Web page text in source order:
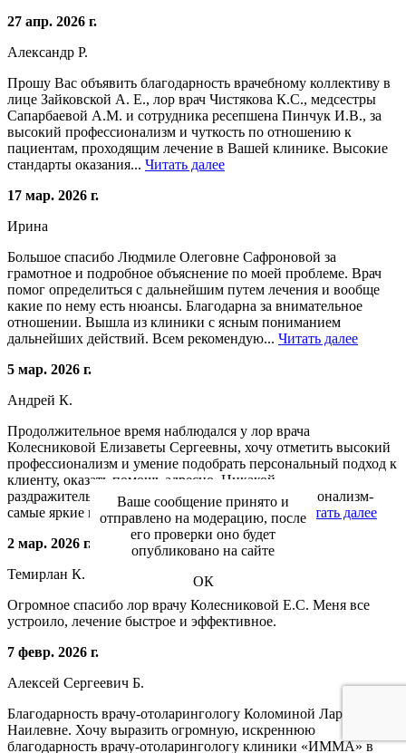
27 апр. 2026 г.
Александр Р.
Прошу Вас объявить благодарность врачебному коллективу в
лице Зайковской А. Е., лор врач Чистякова К.С., медсестры
Сапарбаевой А.М. и сотрудника ресепшена Пинчук И.В., за
высокий профессионализм и чуткость по отношению к
пациентам, проходящим лечение в Вашей клинике. Высокие
стандарты оказания... Читать далее
17 мар. 2026 г.
Ирина
Большое спасибо Людмиле Олеговне Сафроновой за
грамотное и подробное объяснение по моей проблеме. Врач
помог определиться с дальнейшим путем лечения и вообще
какие по нему есть нюансы. Благодарна за внимательное
отношении. Вышла из клиники с ясным пониманием
дальнейших действий. Всем рекомендую... Читать далее
5 мар. 2026 г.
Андрей К.
Продолжительное время наблюдался у лор врача
Колесниковой Елизаветы Сергеевны, хочу отметить высокий
профессионализм и умение подобрать персональный подход к
клиенту, оказать помощь адресно. Никакой
раздражительности, широкий кругозор, профессионализм-
самые яркие качества вышеуказанных врачей.Читать далее
2 мар. 2026 г.
Темирлан К.
Огромное спасибо лор врачу Колесниковой Е.С. Меня все
устроило, лечение быстрое и эффективное.
7 февр. 2026 г.
Алексей Сергеевич Б.
Благодарность врачу-отоларингологу Коломиной Ларисе
Наилевне. Хочу выразить огромную, искреннюю
благодарность врачу-отоларингологу клиники «ИММА» в
Ваше сообщение принято и
отправлено на модерацию, после
его проверки оно будет
опубликовано на сайте
ОК